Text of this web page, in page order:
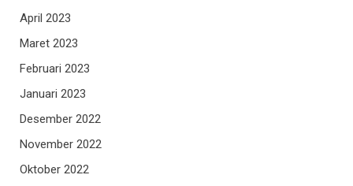
April 2023
Maret 2023
Februari 2023
Januari 2023
Desember 2022
November 2022
Oktober 2022